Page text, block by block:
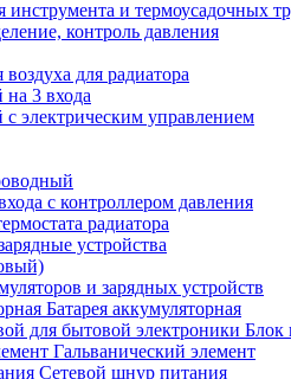
контроль давления
для радиатора
3 входа
электрическим управлением
с контроллером давления
радиатора
устройства
и зарядных устройств
Батарея аккумуляторная
Блок
Гальванический элемент
Сетевой шнур питания